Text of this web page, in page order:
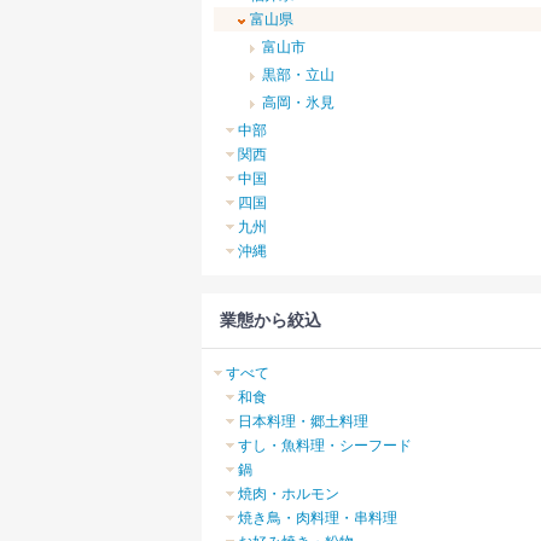
富山県
富山市
黒部・立山
高岡・氷見
中部
関西
中国
四国
九州
沖縄
業態から絞込
すべて
和食
日本料理・郷土料理
すし・魚料理・シーフード
鍋
焼肉・ホルモン
焼き鳥・肉料理・串料理